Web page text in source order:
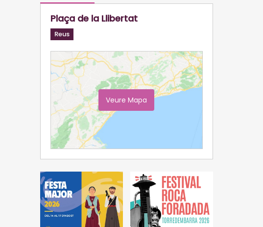
Plaça de la Llibertat
Reus
Veure Mapa